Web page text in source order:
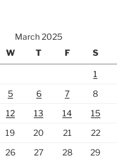
March 2025
W T F S
1
5 6 7 8
12 13 14 15
19 20 21 22
26 27 28 29